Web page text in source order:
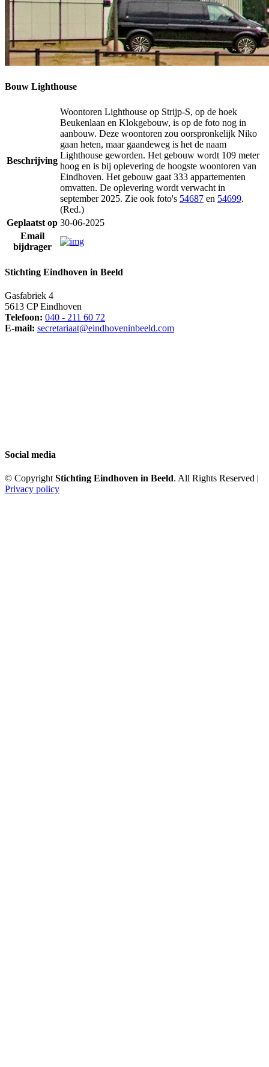
Bouw Lighthouse
Beschrijving
Woontoren Lighthouse op Strijp-S, op de hoek
Beukenlaan en Klokgebouw, is op de foto nog in
aanbouw. Deze woontoren zou oorspronkelijk Niko
gaan heten, maar gaandeweg is het de naam
Lighthouse geworden. Het gebouw wordt 109 meter
hoog en is bij oplevering de hoogste woontoren van
Eindhoven. Het gebouw gaat 333 appartementen
omvatten. De oplevering wordt verwacht in
september 2025. Zie ook foto's 54687 en 54699.
(Red.)
Geplaatst op 30-06-2025
Email
bijdrager
Stichting Eindhoven in Beeld
Gasfabriek 4
5613 CP Eindhoven
Telefoon: 040 - 211 60 72
E-mail: secretariaat@eindhoveninbeeld.com
Social media
© Copyright Stichting Eindhoven in Beeld. All Rights Reserved |
Privacy policy